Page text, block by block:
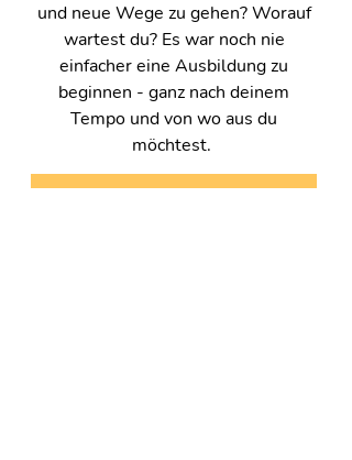
und neue Wege zu gehen? Worauf
wartest du? Es war noch nie
einfacher eine Ausbildung zu
beginnen - ganz nach deinem
Tempo und von wo aus du
möchtest.